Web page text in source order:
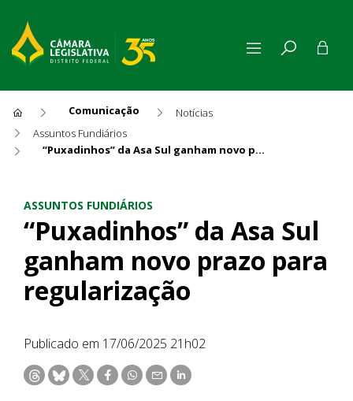
Comunicação
Notícias
Assuntos Fundiários
“Puxadinhos” da Asa Sul ganham novo prazo para regularização
ASSUNTOS FUNDIÁRIOS
“Puxadinhos” da Asa Sul
ganham novo prazo para
regularização
Publicado em 17/06/2025 21h02